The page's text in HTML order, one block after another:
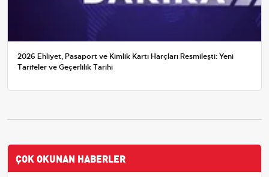
2026 Ehliyet, Pasaport ve Kimlik Kartı Harçları Resmileşti: Yeni
Tarifeler ve Geçerlilik Tarihi
ÇOK OKUNAN HABERLER